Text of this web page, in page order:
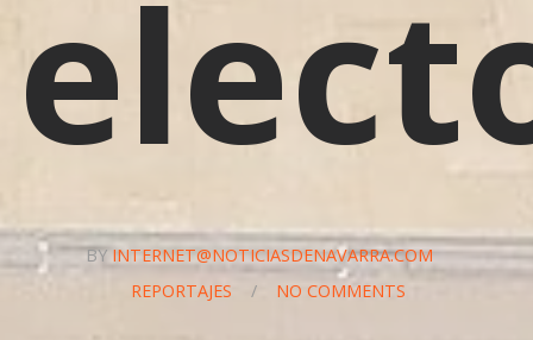
BY INTERNET@NOTICIASDENAVARRA.COM
REPORTAJES
/ NO COMMENTS